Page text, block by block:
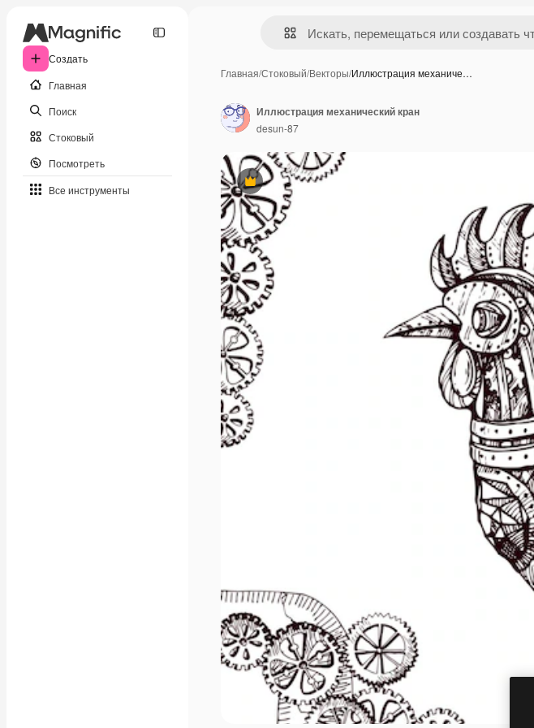
Создать
Главная
Поиск
Стоковый
Посмотреть
Все инструменты
Главная/Стоковый/Векторы/Иллюстрация механиче…
Премиум
Иллюстрация механический кран
desun-87